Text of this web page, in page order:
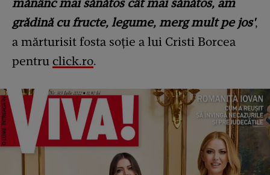
mănânc mai sănătos cât mai sănătos, am
grădină cu fructe, legume, merg mult pe jos',
a mărturisit fosta soție a lui Cristi Borcea
pentru click.ro.